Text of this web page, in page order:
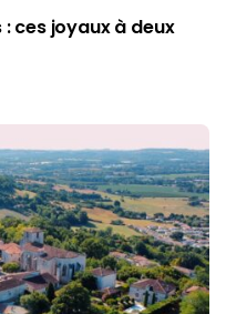
ces joyaux à deux